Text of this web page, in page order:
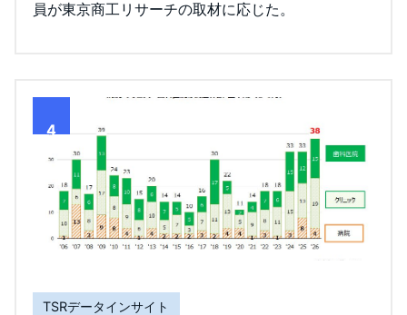
員が東京商工リサーチの取材に応じた。
4
TSRデータインサイト